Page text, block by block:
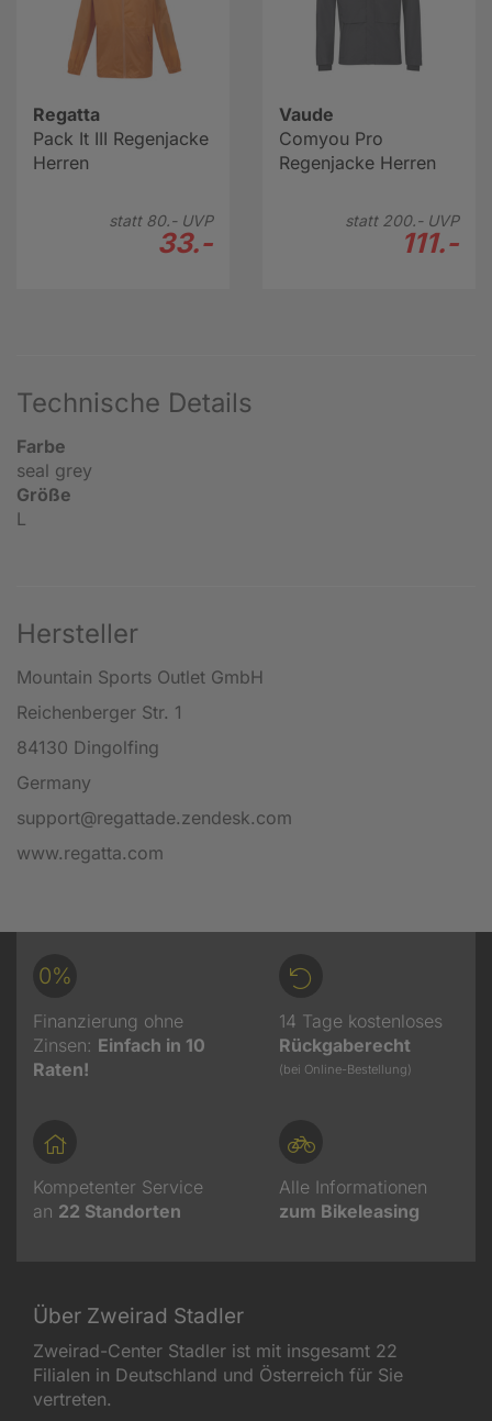
Regatta
Pack It III Regenjacke
Herren
statt 80.-UVP
33.-
Vaude
Comyou Pro
Regenjacke Herren
statt 200.-UVP
111.-
Technische Details
Farbe
seal grey
Größe
L
Hersteller
Mountain Sports Outlet GmbH
Reichenberger Str. 1
84130 Dingolfing
Germany
support@regattade.zendesk.com
www.regatta.com
0%
Finanzierung ohne
Zinsen: Einfach in 10
Raten!
14 Tage kostenloses
Rückgaberecht
(bei Online-Bestellung)
Kompetenter Service
an 22 Standorten
Alle Informationen
zum Bikeleasing
Über Zweirad Stadler
Zweirad-Center Stadler ist mit insgesamt 22
Filialen in Deutschland und Österreich für Sie
vertreten.